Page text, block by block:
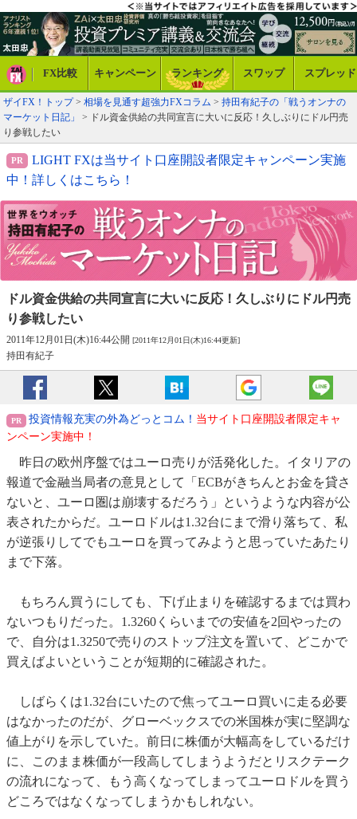
FX比較 キャンペーン ランキング スワップ スプレッド
ザイFX！トップ> 相場を見通す超強力FXコラム > 持田有紀子の「戦うオンナの
マーケット日記」
> ドル資金供給の共同宣言に大いに反応！久しぶりにドル円売
り参戦したい
LIGHT FXは当サイト口座開設者限定キャンペーン実施
中！詳しくはこちら！
ドル資金供給の共同宣言に大いに反応！ 久しぶりにドル円売
り参戦したい
2011年12月01日(木)16:44公開 [2011年12月01日(木)16:44更新]
持田有紀子
投資情報充実の外為どっとコム！ 当サイト口座開設者限定キャ
ンペーン実施中！
昨日の欧州序盤ではユーロ売りが活発化した。イタリアの
報道で金融当局者の意見として「ECBがきちんとお金を貸さ
ないと、ユーロ圏は崩壊するだろう」というような内容が公
表されたからだ。ユーロドルは1.32台にまで滑り落ちて、私
が逆張りしてでもユーロを買ってみようと思っていたあたり
まで下落。
もちろん買うにしても、下げ止まりを確認するまでは買わ
ないつもりだった。1.3260くらいまでの安値を2回やったの
で、自分は1.3250で売りのストップ注文を置いて、どこかで
買えばよいということが短期的に確認された。
しばらくは1.32台にいたので焦ってユーロ買いに走る必要
はなかったのだが、グローベックスでの米国株が実に堅調な
値上がりを示していた。前日に株価が大幅高をしているだけ
に、このまま株価が一段高してしまうようだとリスクテーク
の流れになって、もう高くなってしまってユーロドルを買う
どころではなくなってしまうかもしれない。